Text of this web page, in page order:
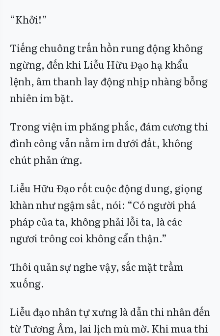
“Khởi!”
Tiếng chuông trấn hồn rung động không
ngừng, đến khi Liễu Hữu Đạo hạ khẩu
lệnh, âm thanh lay động nhịp nhàng bỗng
nhiên im bặt.
Trong viện im phăng phắc, đám cương thi
đình công vẫn nằm im dưới đất, không
chút phản ứng.
Liễu Hữu Đạo rốt cuộc động dung, giọng
khàn như ngậm sắt, nói: “Có người phá
pháp của ta, không phải lỗi ta, là các
ngươi trông coi không cẩn thận.”
Thôi quản sự nghe vậy, sắc mặt trầm
xuống.
Liễu đạo nhân tự xưng là dẫn thi nhân đến
từ Tương Âm, lai lịch mù mờ. Khi mua thi